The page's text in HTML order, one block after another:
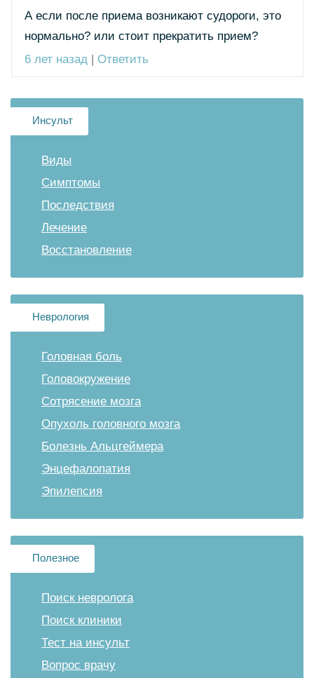
А если после приема возникают судороги, это
нормально? или стоит прекратить прием?
6 лет назад | Ответить
Инсульт
Виды
Симптомы
Последствия
Лечение
Восстановление
Неврология
Головная боль
Головокружение
Сотрясение мозга
Опухоль головного мозга
Болезнь Альцгеймера
Энцефалопатия
Эпилепсия
Полезное
Поиск невролога
Поиск клиники
Тест на инсульт
Вопрос врачу